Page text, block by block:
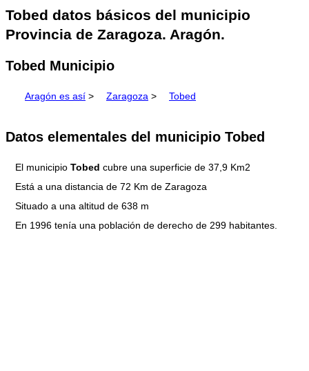
Tobed datos básicos del municipio
Provincia de Zaragoza. Aragón.
Tobed Municipio
Aragón es así > Zaragoza > Tobed
Datos elementales del municipio Tobed
El municipio Tobed cubre una superficie de 37,9 Km2
Está a una distancia de 72 Km de Zaragoza
Situado a una altitud de 638 m
En 1996 tenía una población de derecho de 299 habitantes.